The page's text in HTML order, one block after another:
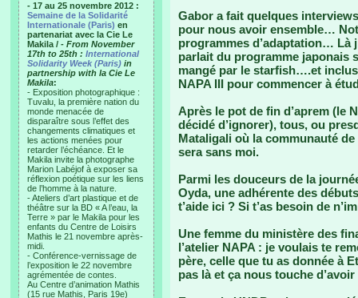
- 17 au 25 novembre 2012 :
Semaine de la Solidarité
Internationale (Paris) en
partenariat avec la Cie Le
Makila / - From November
17th to 25th : International
Solidarity Week (Paris) in
partnership with la Cie Le
Makila:
- Exposition photographique :
Tuvalu, la première nation du
monde menacée de
disparaître sous l’effet des
changements climatiques et
les actions menées pour
retarder l’échéance. Et le
Makila invite la photographe
Marion Labéjof à exposer sa
réflexion poétique sur les liens
de l’homme à la nature.
- Ateliers d’art plastique et de
théâtre sur la BD « A l’eau, la
Terre » par le Makila pour les
enfants du Centre de Loisirs
Mathis le 21 novembre après-
midi.
- Conférence-vernissage de
l’exposition le 22 novembre
agrémentée de contes.
Au Centre d’animation Mathis
(15 rue Mathis, Paris 19e)
Gabor a fait quelques
pour nous avoir ensemble…
programmes d’adaptation… Là
parlait du programme japonais
mangé par le starfish….et
NAPA III pour commencer à
Après le pot de fin d’aprem (le
décidé d’ignorer), tous, ou
Mataligali où la communauté
sera sans moi.
Parmi les douceurs de la
Oyda, une adhérente des
t’aide ici ? Si t’as besoin de
Une femme du ministère des
l’atelier NAPA : je voulais te
père, celle que tu as donnée à
pas là et ça nous touche